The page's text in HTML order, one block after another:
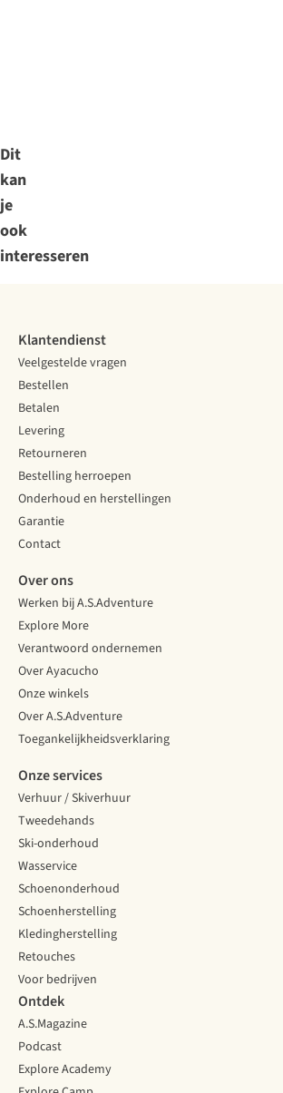
Dit
kan
je
ook
interesseren
Klantendienst
Veelgestelde vragen
Bestellen
Betalen
Levering
Retourneren
Bestelling herroepen
Onderhoud en herstellingen
Garantie
Contact
Over ons
Werken bij A.S.Adventure
Explore More
Verantwoord ondernemen
Over Ayacucho
Onze winkels
Over A.S.Adventure
Toegankelijkheidsverklaring
Onze services
Verhuur / Skiverhuur
Tweedehands
Ski-onderhoud
Wasservice
Schoenonderhoud
Schoenherstelling
Kledingherstelling
Retouches
Voor bedrijven
Ontdek
A.S.Magazine
Podcast
Explore Academy